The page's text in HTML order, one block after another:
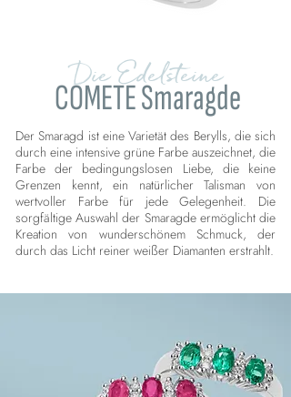
Die Edelsteine
COMETE Smaragde
Der Smaragd ist eine Varietät des Berylls, die sich
durch eine intensive grüne Farbe auszeichnet, die
Farbe der bedingungslosen Liebe, die keine
Grenzen kennt, ein natürlicher Talisman von
wertvoller Farbe für jede Gelegenheit. Die
sorgfältige Auswahl der Smaragde ermöglicht die
Kreation von wunderschönem Schmuck, der
durch das Licht reiner weißer Diamanten erstrahlt.